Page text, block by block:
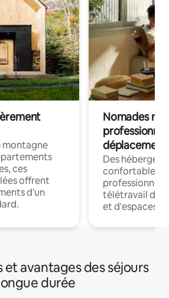
montagne
ces
offrent
d'un
Nomades
déplacement
Des
confortables
professionnels
télétravail
et d'espaces
avantages des séjours
durée